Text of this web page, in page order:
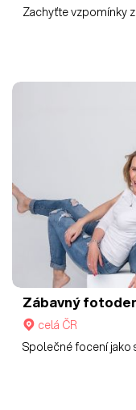
Zachyťte vzpomínky
Zábavný
celá ČR
Společné focení jako